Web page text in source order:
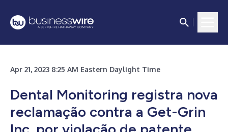
Apr 21, 2023 8:25 AM Eastern Daylight Time
Dental Monitoring registra nova
reclamação contra a Get-Grin